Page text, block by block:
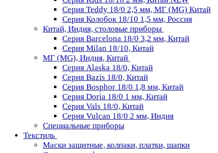
Серия Teddy 18/0 2,5 мм, МГ (MG) Китай
Серия Колобок 18/10 1,5 мм, Россия
Китай, Индия, столовые приборы
Серия Barcelona 18/0 3,2 мм, Китай
Серия Milan 18/10, Китай
МГ (MG), Индия, Китай
Серия Alaska 18/0, Китай
Серия Bazis 18/0, Китай
Серия Bosphor 18/0 1,8 мм, Китай
Серия Doria 18/0 1 мм, Китай
Серия Vals 18/0, Китай
Серия Vulcan 18/0 2 мм, Индия
Специальные приборы
Текстиль
Маски защитные, колпаки, платки, шапки